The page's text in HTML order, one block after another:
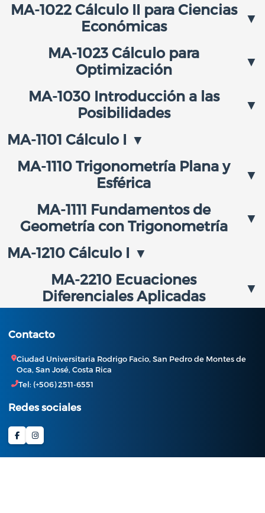
MA-1022 Cálculo II para Ciencias
Económicas
MA-1023 Cálculo para
Optimización
MA-1030 Introducción a las
Posibilidades
MA-1101 Cálculo I
MA-1110 Trigonometría Plana y
Esférica
MA-1111 Fundamentos de
Geometría con Trigonometría
MA-1210 Cálculo I
MA-2210 Ecuaciones
Diferenciales Aplicadas
Contacto
Ciudad Universitaria Rodrigo Facio, San Pedro de Montes de
Oca, San José, Costa Rica
Tel: (+506) 2511-6551
Redes sociales